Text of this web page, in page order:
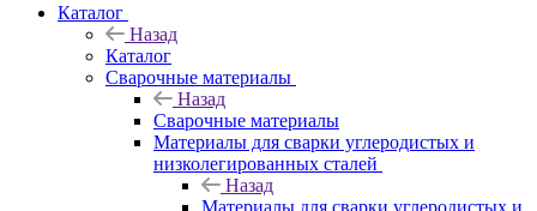
Каталог
Назад
Каталог
Сварочные материалы
Назад
Сварочные материалы
Материалы для сварки углеродистых и
низколегированных сталей
Назад
Материалы для сварки углеродистых и